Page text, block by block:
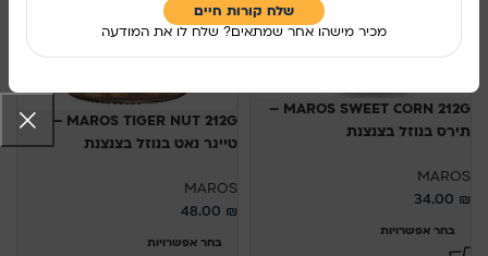
שלח קורות חיים​
מכיר מישהו אחר שמתאים? שלח לו את המודעה
MAROS SWEET CORN 212G –
תירס בנוזל בצנצנת
MAROS
34.00 ₪
בחר אפשרויות
MAROS TIGER NUT 212G –
טייגר נאט בנוזל בצנצנת
MAROS
48.00 ₪
בחר אפשרויות